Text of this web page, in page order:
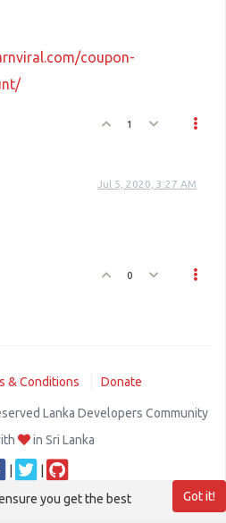
coupon-
1
Jul 5, 2020, 3:27 AM
0
& Conditions Donate
Lanka Developers Community
in Sri Lanka
Got it!
you get the best